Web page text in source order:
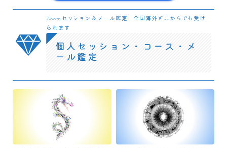
Zoomセッション＆メール鑑定 全国海外どこからでも受け
られます
個人セッション・コース・メ
ール鑑定